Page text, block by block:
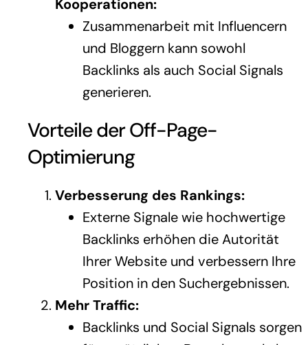
Kooperationen:
Zusammenarbeit mit Influencern
und Bloggern kann sowohl
Backlinks als auch Social Signals
generieren.
Vorteile der Off-Page-
Optimierung
Verbesserung des Rankings:
Externe Signale wie hochwertige
Backlinks erhöhen die Autorität
Ihrer Website und verbessern Ihre
Position in den Suchergebnissen.
Mehr Traffic:
Backlinks und Social Signals sorgen